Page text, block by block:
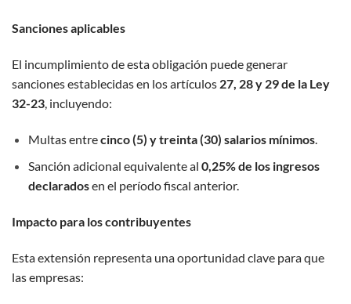
Sanciones aplicables
El incumplimiento de esta obligación puede generar
sanciones establecidas en los artículos 27, 28 y 29 de la Ley
32-23, incluyendo:
Multas entrecinco (5) y treinta (30) salarios mínimos.
Sanción adicional equivalente al 0,25% de los ingresos
declaradosen el período fiscal anterior.
Impacto para los contribuyentes
Esta extensión representa una oportunidad clave para que
las empresas: